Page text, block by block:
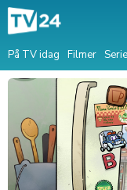
På TV idag Filmer